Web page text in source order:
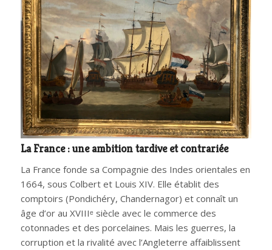
La France : une ambition tardive et contrariée
La France fonde sa Compagnie des Indes orientales en
1664, sous Colbert et Louis XIV. Elle établit des
comptoirs (Pondichéry, Chandernagor) et connaît un
âge d’or au XVIIIᵉ siècle avec le commerce des
cotonnades et des porcelaines. Mais les guerres, la
corruption et la rivalité avec l’Angleterre affaiblissent